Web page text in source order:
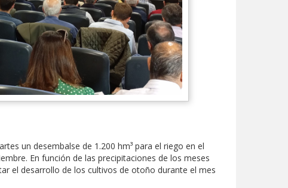
un desembalse de 1.200 hm³ para el riego en el
En función de las precipitaciones de los meses
el desarrollo de los cultivos de otoño durante el mes